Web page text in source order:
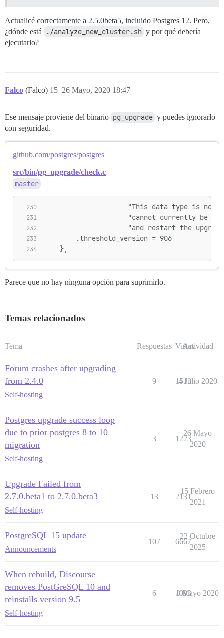
Actualicé correctamente a 2.5.0beta5, incluido Postgres 12. Pero,
¿dónde está
./analyze_new_cluster.sh y por qué debería
ejecutarlo?
Falco (Falco) 26 Mayo, 2020 18:47
15
Ese mensaje proviene del binario pg_upgrade y puedes ignorarlo
con seguridad.
github.com/postgres/postgres
src/bin/pg_upgrade/check.c
master
"This data type is
"cannot currently
"and restart the
		.threshold_version = 906
	},
Parece que no hay ninguna opción para suprimirlo.
Temas relacionados
Tema Respuestas Vistas
Actividad
Forum crashes after upgrading
from 2.4.0
Self-hosting
9 1513
4 Julio 2020
Postgres upgrade success loop
due to prior postgres 8 to 10
migration
Self-hosting
3 1223
26 Mayo
2020
Upgrade Failed from
2.7.0.beta1 to 2.7.0.beta3
Self-hosting
13 2131
15 Febrero
2021
PostgreSQL 15 update
Announcements
107 6667
22 Octubre
2025
When rebuild, Discourse
removes PostGreSQL 10 and
reinstalls version 9.5
Self-hosting
6 1093
8 Mayo 2020